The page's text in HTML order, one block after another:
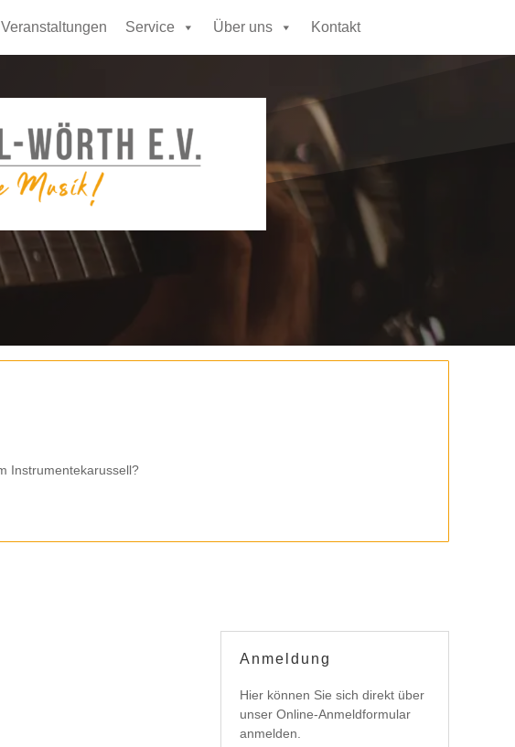
Veranstaltungen Service Über uns Kontakt
Instrumentekarussell?
Anmeldung
Hier können Sie sich direkt über
unser Online-Anmeldformular
anmelden.